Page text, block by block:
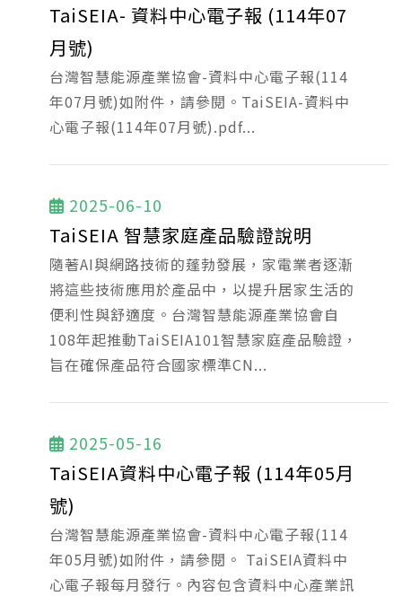
TaiSEIA- 資料中心電子報 (114年07
月號)
台灣智慧能源產業協會-資料中心電子報(114
年07月號)如附件，請參閱。TaiSEIA-資料中
心電子報(114年07月號).pdf...
2025-06-10
TaiSEIA 智慧家庭產品驗證說明
隨著AI與網路技術的蓬勃發展，家電業者逐漸
將這些技術應用於產品中，以提升居家生活的
便利性與舒適度。台灣智慧能源產業協會自
108年起推動TaiSEIA101智慧家庭產品驗證，
旨在確保產品符合國家標準CN...
2025-05-16
TaiSEIA資料中心電子報 (114年05月
號)
台灣智慧能源產業協會-資料中心電子報(114
年05月號)如附件，請參閱。 TaiSEIA資料中
心電子報每月發行。內容包含資料中心產業訊